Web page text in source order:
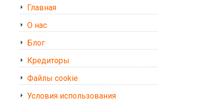
Главная
О нас
Блог
Кредиторы
Файлы cookie
Условия использования